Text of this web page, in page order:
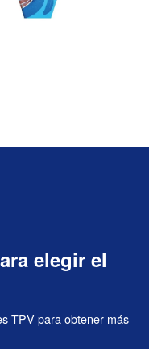
elegir el
TPV para obtener más